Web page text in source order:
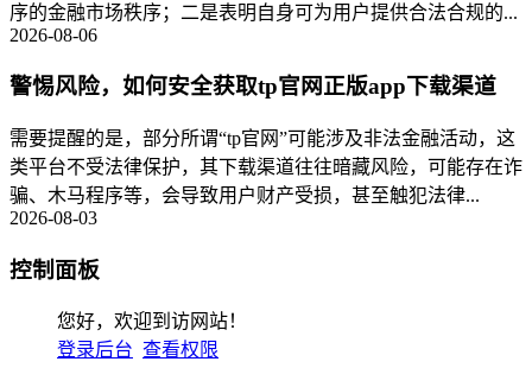
序的金融市场秩序；二是表明自身可为用户提供合法合规的...
2026-08-06
警惕风险，如何安全获取tp官网正版app下载渠道
需要提醒的是，部分所谓“tp官网”可能涉及非法金融活动，这
类平台不受法律保护，其下载渠道往往暗藏风险，可能存在诈
骗、木马程序等，会导致用户财产受损，甚至触犯法律...
2026-08-03
控制面板
您好，欢迎到访网站！
登录后台 查看权限